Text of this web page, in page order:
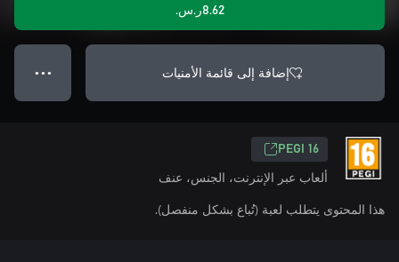
‪ر.س.‏‎8.62‬
إضافة إلى قائمة الأمنيات ● ● ●
PEGI 16
ألعاب عبر الإنترنت، الجنس، عنف
هذا المحتوى يتطلب لعبة (تُباع بشكل منفصل).